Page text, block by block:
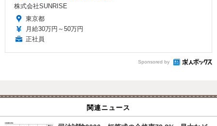
株式会社SUNRISE
東京都
月給30万円～50万円
正社員
Sponsored by
関連ニュース